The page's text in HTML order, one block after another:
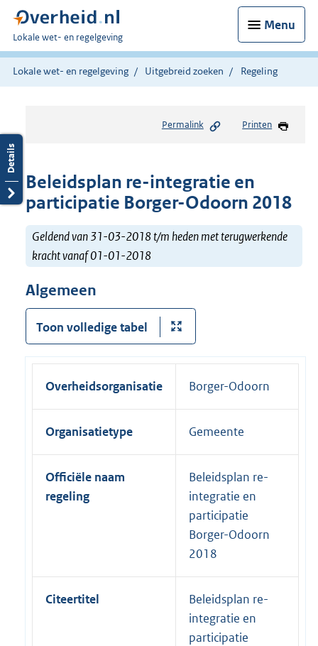
Menu
U
bent
hier:
Lokale wet- en regelgeving
Lokale wet- en regelgeving Uitgebreid zoeken Regeling
Permalink Printen
Beleidsplan re-integratie en
participatie Borger-Odoorn 2018
Geldend van 31-03-2018 t/m heden met terugwerkende
kracht vanaf 01-01-2018
Algemeen
Toon volledige tabel
Overheidsorganisatie Borger-Odoorn
Organisatietype Gemeente
Officiële naam
regeling
Beleidsplan re-
integratie en
participatie
Borger-Odoorn
2018
Citeertitel
Beleidsplan re-
integratie en
participatie